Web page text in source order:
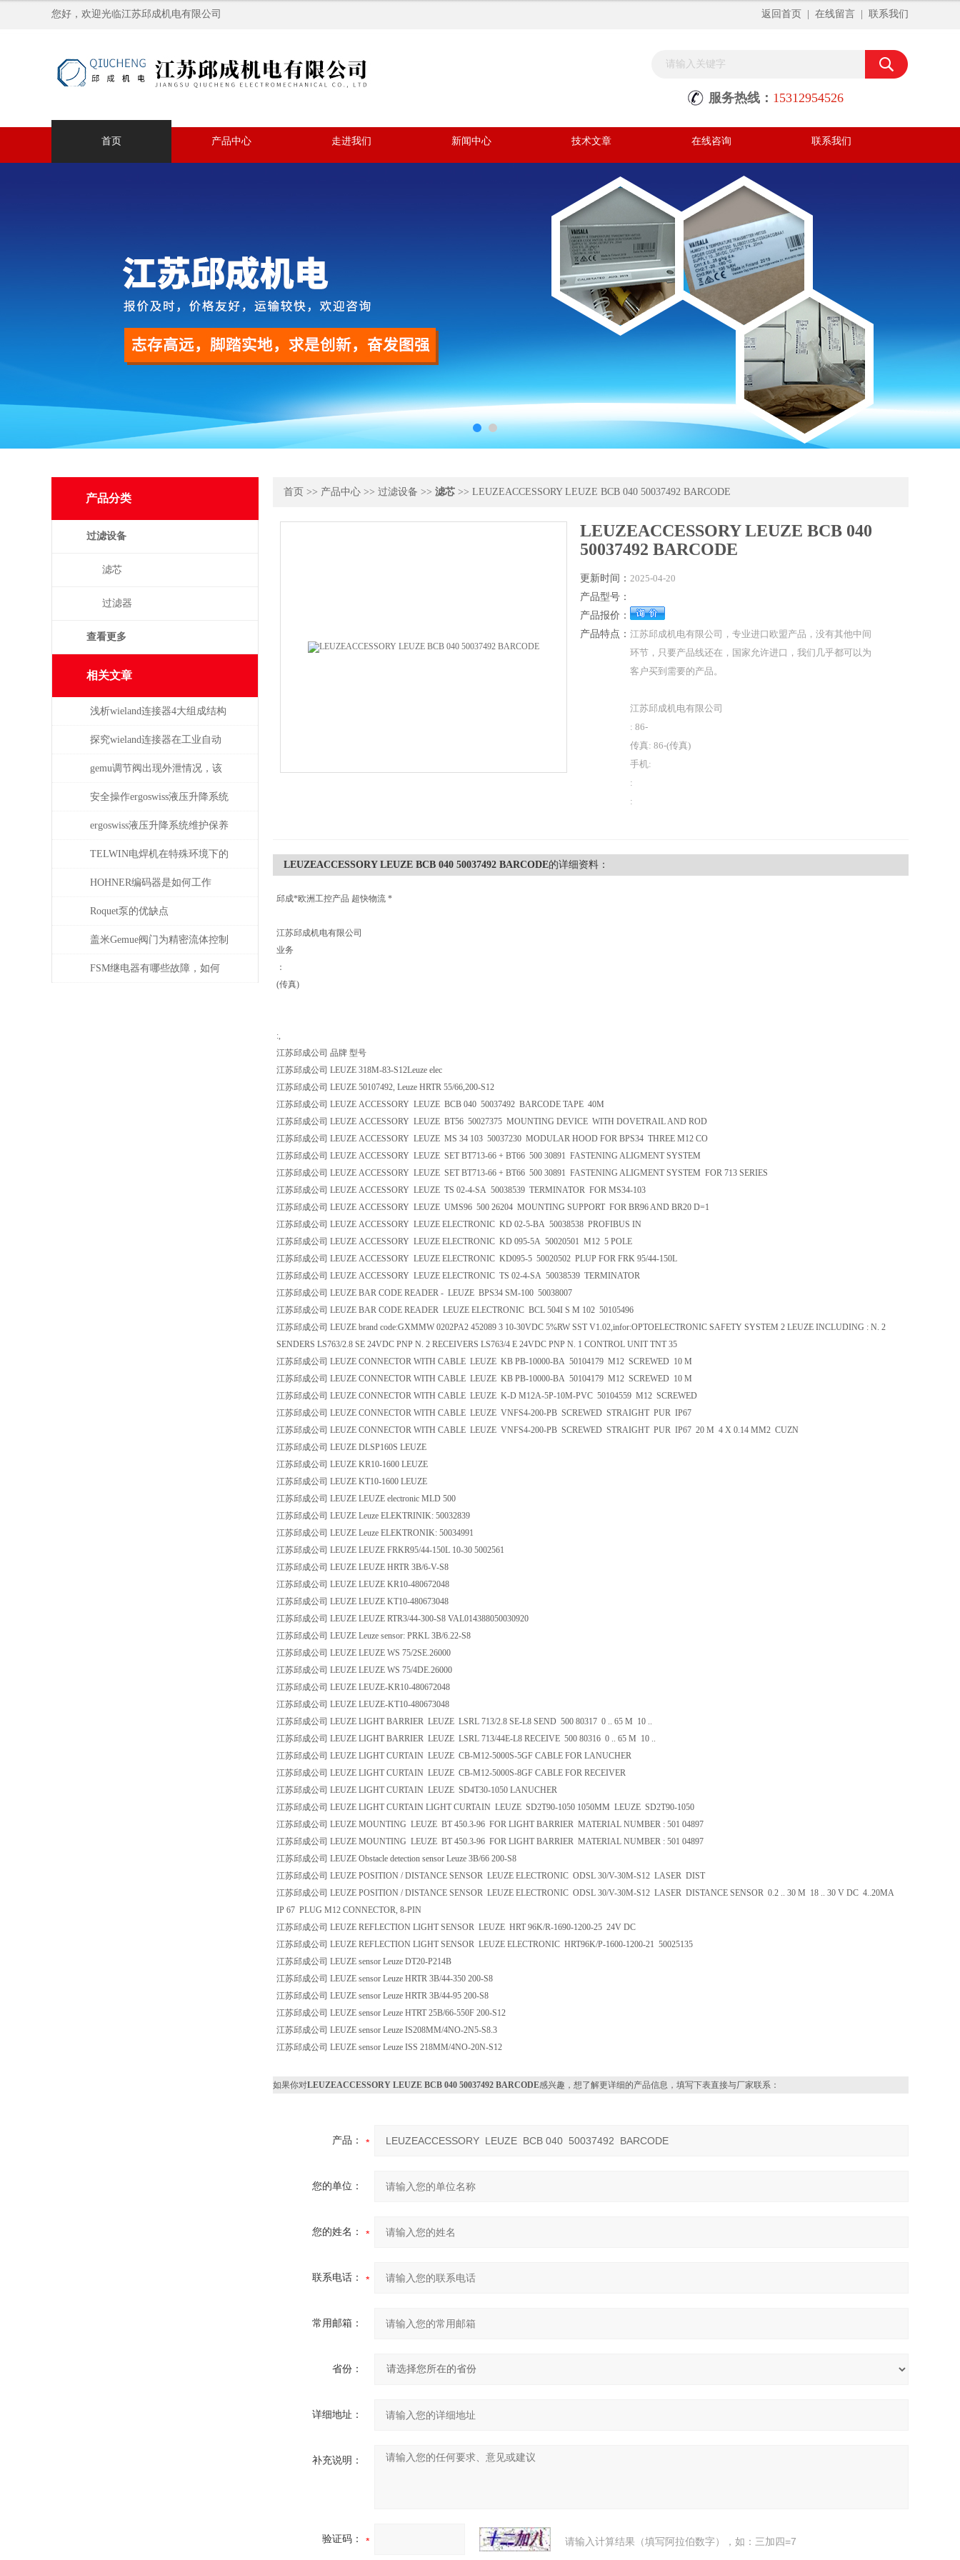
您好，欢迎光临江苏邱成机电有限公司 返回首页 在线留言 联系我们
服务热线： 15312954526
首页 产品中心 走进我们 新闻中心 技术文章 在线咨询 联系我们
产品分类
过滤设备
滤芯
过滤器
查看更多
相关文章
浅析wieland连接器4大组成结构
和检验要求
探究wieland连接器在工业自动
化系统中的即插即用与应用优
势
gemu调节阀出现外泄情况，该
如何处理
安全操作ergoswiss液压升降系统
的规程
ergoswiss液压升降系统维护保养
的5大步骤
TELWIN电焊机在特殊环境下的
适用性如何？
HOHNER编码器是如何工作
的，有哪些类型？
Roquet泵的优缺点
盖米Gemue阀门为精密流体控制
提供高效解决方案
FSM继电器有哪些故障，如何
首页 >> 产品中心 >> 过滤设备 >> 滤芯 >> LEUZEACCESSORY LEUZE BCB 040 50037492 BARCODE
LEUZEACCESSORY LEUZE BCB 040
50037492 BARCODE
更新时间： 2025-04-20
产品型号：
产品报价：
产品特点： 江苏邱成机电有限公司，专业进口欧盟产品，没有其他中间
环节，只要产品线还在，国家允许进口，我们几乎都可以为
客户买到需要的产品。
江苏邱成机电有限公司
: 86-
传真: 86-(传真)
手机:
:
:
LEUZEACCESSORY LEUZE BCB 040 50037492 BARCODE的详细资料：
邱成*欧洲工控产品 超快物流 *
江苏邱成机电有限公司
业务
：
(传真)
:,
江苏邱成公司 品牌 型号
江苏邱成公司 LEUZE 318M-83-S12Leuze elec
江苏邱成公司 LEUZE 50107492, Leuze HRTR 55/66,200-S12
江苏邱成公司 LEUZE ACCESSORY LEUZE BCB 040 50037492 BARCODE TAPE 40M
江苏邱成公司 LEUZE ACCESSORY LEUZE BT56 50027375 MOUNTING DEVICE WITH DOVETRAIL AND ROD
江苏邱成公司 LEUZE ACCESSORY LEUZE MS 34 103 50037230 MODULAR HOOD FOR BPS34 THREE M12 CO
江苏邱成公司 LEUZE ACCESSORY LEUZE SET BT713-66 + BT66 500 30891 FASTENING ALIGMENT SYSTEM
江苏邱成公司 LEUZE ACCESSORY LEUZE SET BT713-66 + BT66 500 30891 FASTENING ALIGMENT SYSTEM FOR 713 SERIES
江苏邱成公司 LEUZE ACCESSORY LEUZE TS 02-4-SA 50038539 TERMINATOR FOR MS34-103
江苏邱成公司 LEUZE ACCESSORY LEUZE UMS96 500 26204 MOUNTING SUPPORT FOR BR96 AND BR20 D=1
江苏邱成公司 LEUZE ACCESSORY LEUZE ELECTRONIC KD 02-5-BA 50038538 PROFIBUS IN
江苏邱成公司 LEUZE ACCESSORY LEUZE ELECTRONIC KD 095-5A 50020501 M12 5 POLE
江苏邱成公司 LEUZE ACCESSORY LEUZE ELECTRONIC KD095-5 50020502 PLUP FOR FRK 95/44-150L
江苏邱成公司 LEUZE ACCESSORY LEUZE ELECTRONIC TS 02-4-SA 50038539 TERMINATOR
江苏邱成公司 LEUZE BAR CODE READER - LEUZE BPS34 SM-100 50038007
江苏邱成公司 LEUZE BAR CODE READER LEUZE ELECTRONIC BCL 504I S M 102 50105496
江苏邱成公司 LEUZE brand code:GXMMW 0202PA2 452089 3 10-30VDC 5%RW SST V1.02,infor:OPTOELECTRONIC SAFETY SYSTEM 2 LEUZE INCLUDING : N. 2
SENDERS LS763/2.8 SE 24VDC PNP N. 2 RECEIVERS LS763/4 E 24VDC PNP N. 1 CONTROL UNIT TNT 35
江苏邱成公司 LEUZE CONNECTOR WITH CABLE LEUZE KB PB-10000-BA 50104179 M12 SCREWED 10 M
江苏邱成公司 LEUZE CONNECTOR WITH CABLE LEUZE KB PB-10000-BA 50104179 M12 SCREWED 10 M
江苏邱成公司 LEUZE CONNECTOR WITH CABLE LEUZE K-D M12A-5P-10M-PVC 50104559 M12 SCREWED
江苏邱成公司 LEUZE CONNECTOR WITH CABLE LEUZE VNFS4-200-PB SCREWED STRAIGHT PUR IP67
江苏邱成公司 LEUZE CONNECTOR WITH CABLE LEUZE VNFS4-200-PB SCREWED STRAIGHT PUR IP67 20 M 4 X 0.14 MM2 CUZN
江苏邱成公司 LEUZE DLSP160S LEUZE
江苏邱成公司 LEUZE KR10-1600 LEUZE
江苏邱成公司 LEUZE KT10-1600 LEUZE
江苏邱成公司 LEUZE LEUZE electronic MLD 500
江苏邱成公司 LEUZE Leuze ELEKTRINIK: 50032839
江苏邱成公司 LEUZE Leuze ELEKTRONIK: 50034991
江苏邱成公司 LEUZE LEUZE FRKR95/44-150L 10-30 5002561
江苏邱成公司 LEUZE LEUZE HRTR 3B/6-V-S8
江苏邱成公司 LEUZE LEUZE KR10-480672048
江苏邱成公司 LEUZE LEUZE KT10-480673048
江苏邱成公司 LEUZE LEUZE RTR3/44-300-S8 VAL014388050030920
江苏邱成公司 LEUZE Leuze sensor: PRKL 3B/6.22-S8
江苏邱成公司 LEUZE LEUZE WS 75/2SE.26000
江苏邱成公司 LEUZE LEUZE WS 75/4DE.26000
江苏邱成公司 LEUZE LEUZE-KR10-480672048
江苏邱成公司 LEUZE LEUZE-KT10-480673048
江苏邱成公司 LEUZE LIGHT BARRIER LEUZE LSRL 713/2.8 SE-L8 SEND 500 80317 0 .. 65 M 10 ..
江苏邱成公司 LEUZE LIGHT BARRIER LEUZE LSRL 713/44E-L8 RECEIVE 500 80316 0 .. 65 M 10 ..
江苏邱成公司 LEUZE LIGHT CURTAIN LEUZE CB-M12-5000S-5GF CABLE FOR LANUCHER
江苏邱成公司 LEUZE LIGHT CURTAIN LEUZE CB-M12-5000S-8GF CABLE FOR RECEIVER
江苏邱成公司 LEUZE LIGHT CURTAIN LEUZE SD4T30-1050 LANUCHER
江苏邱成公司 LEUZE LIGHT CURTAIN LIGHT CURTAIN LEUZE SD2T90-1050 1050MM LEUZE SD2T90-1050
江苏邱成公司 LEUZE MOUNTING LEUZE BT 450.3-96 FOR LIGHT BARRIER MATERIAL NUMBER : 501 04897
江苏邱成公司 LEUZE MOUNTING LEUZE BT 450.3-96 FOR LIGHT BARRIER MATERIAL NUMBER : 501 04897
江苏邱成公司 LEUZE Obstacle detection sensor Leuze 3B/66 200-S8
江苏邱成公司 LEUZE POSITION / DISTANCE SENSOR LEUZE ELECTRONIC ODSL 30/V-30M-S12 LASER DIST
江苏邱成公司 LEUZE POSITION / DISTANCE SENSOR LEUZE ELECTRONIC ODSL 30/V-30M-S12 LASER DISTANCE SENSOR 0.2 .. 30 M 18 .. 30 V DC 4..20MA
IP 67 PLUG M12 CONNECTOR, 8-PIN
江苏邱成公司 LEUZE REFLECTION LIGHT SENSOR LEUZE HRT 96K/R-1690-1200-25 24V DC
江苏邱成公司 LEUZE REFLECTION LIGHT SENSOR LEUZE ELECTRONIC HRT96K/P-1600-1200-21 50025135
江苏邱成公司 LEUZE sensor Leuze DT20-P214B
江苏邱成公司 LEUZE sensor Leuze HRTR 3B/44-350 200-S8
江苏邱成公司 LEUZE sensor Leuze HRTR 3B/44-95 200-S8
江苏邱成公司 LEUZE sensor Leuze HTRT 25B/66-550F 200-S12
江苏邱成公司 LEUZE sensor Leuze IS208MM/4NO-2N5-S8.3
江苏邱成公司 LEUZE sensor Leuze ISS 218MM/4NO-20N-S12
如果你对LEUZEACCESSORY LEUZE BCB 040 50037492 BARCODE感兴趣，想了解更详细的产品信息，填写下表直接与厂家联系：
产品：
您的单位：
您的姓名：
联系电话：
常用邮箱：
省份：
详细地址：
补充说明：
验证码： 请输入计算结果（填写阿拉伯数字），如：三加四=7